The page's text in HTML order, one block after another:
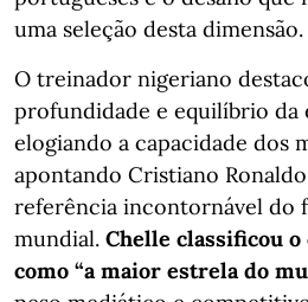
uma seleção desta dimensão.
O treinador nigeriano
profundidade e equilíbrio da
elogiando a capacidade dos
apontando Cristiano
referência incontornável do
mundial. Chelle classificou
como “a maior estrela do